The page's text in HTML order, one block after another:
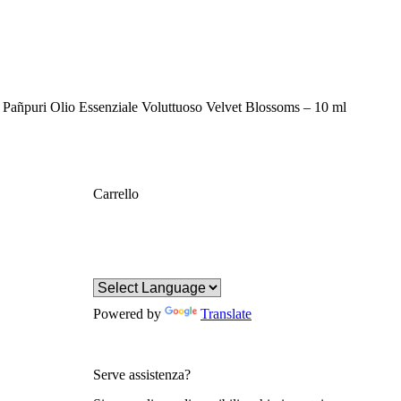
Pañpuri Olio Essenziale Voluttuoso Velvet Blossoms – 10 ml
Carrello
Powered by Translate
Serve assistenza?